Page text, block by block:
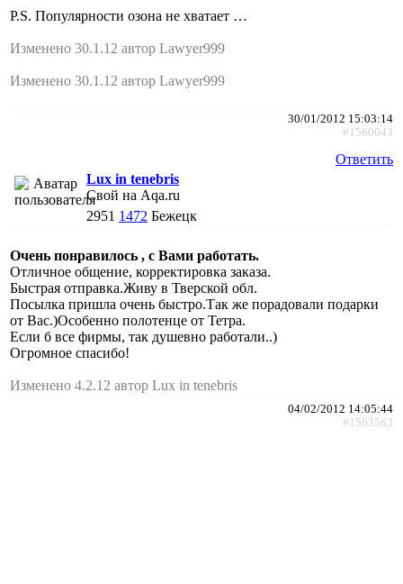
P.S. Популярности озона не хватает …
Изменено 30.1.12 автор Lawyer999
Изменено 30.1.12 автор Lawyer999
30/01/2012 15:03:14
#1560043
Ответить
Lux in tenebris
Свой на Aqa.ru
2951 1472 Бежецк
Очень понравилось , с Вами работать.
Отличное общение, корректировка заказа.
Быстрая отправка.Живу в Тверской обл.
Посылка пришла очень быстро.Так же порадовали подарки
от Вас.)Особенно полотенце от Тетра.
Если б все фирмы, так душевно работали..)
Огромное спасибо!
Изменено 4.2.12 автор Lux in tenebris
04/02/2012 14:05:44
#1563563